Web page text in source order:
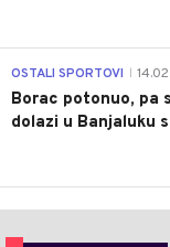
OSTALI SPORTOVI
Borac potonuo, pa
dolazi u Banjaluku